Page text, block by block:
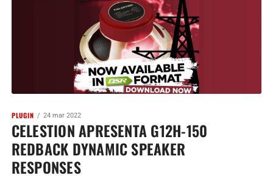
PLUGIN 24 mar 2022
CELESTION APRESENTA G12H-150
REDBACK DYNAMIC SPEAKER
RESPONSES